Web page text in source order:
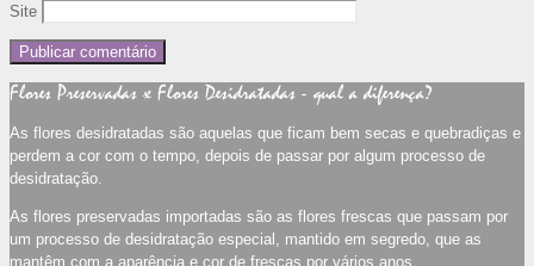
Site
Flores Preservadas x Flores Desidratadas - qual a diferença?
As flores desidratadas são aquelas que ficam bem secas e quebradiças e
perdem a cor com o tempo, depois de passar por algum processo de
desidratação.
As flores preservadas importadas são as flores frescas que passam por
um processo de desidratação especial, mantido em segredo, que as
mantêm com a aparência e cor de frescas por vários anos.